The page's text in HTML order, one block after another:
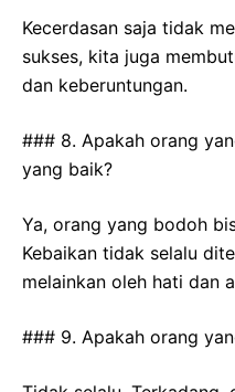
Kecerdasan saja tidak
sukses, kita juga
dan keberuntungan.
### 8. Apakah orang
yang baik?
Ya, orang yang bodoh
Kebaikan tidak selalu
melainkan oleh hati dan
### 9. Apakah orang